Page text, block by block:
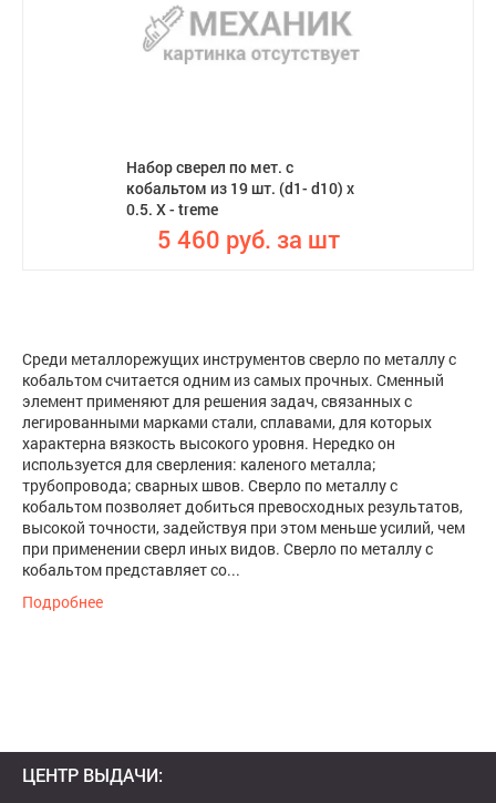
Набор сверел по мет. с
кобальтом из 19 шт. (d1- d10) x
0.5. X - treme
5 460 руб. за шт
Среди металлорежущих инструментов сверло по металлу с
кобальтом считается одним из самых прочных. Сменный
элемент применяют для решения задач, связанных с
легированными марками стали, сплавами, для которых
характерна вязкость высокого уровня. Нередко он
используется для сверления: каленого металла;
трубопровода; сварных швов. Сверло по металлу с
кобальтом позволяет добиться превосходных результатов,
высокой точности, задействуя при этом меньше усилий, чем
при применении сверл иных видов. Сверло по металлу с
кобальтом представляет со...
Подробнее
ЦЕНТР ВЫДАЧИ: